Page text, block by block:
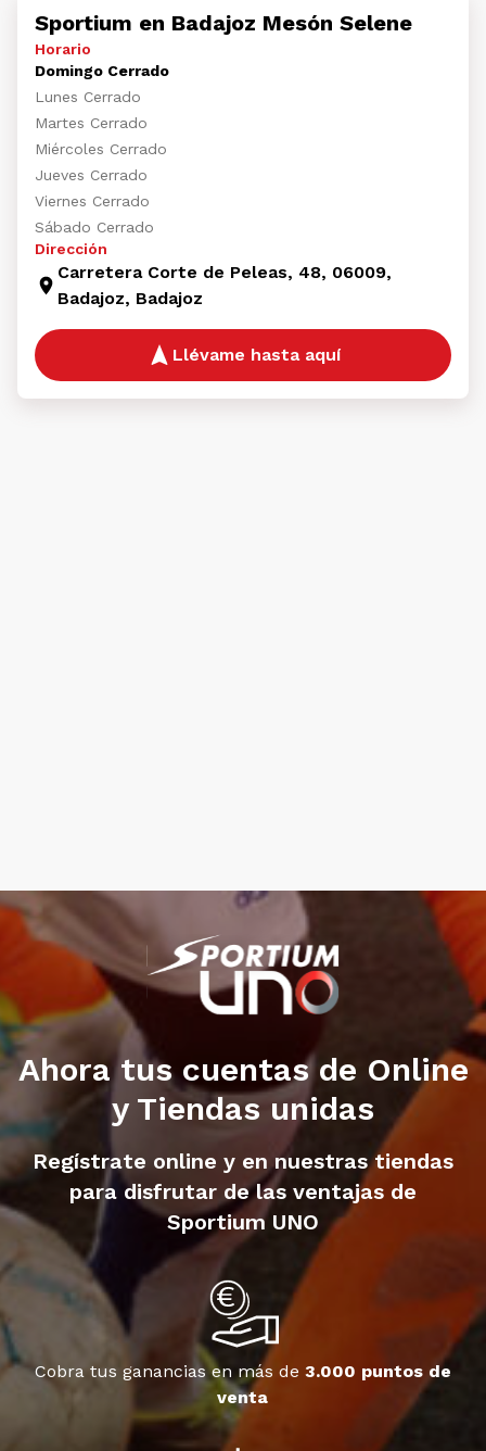
Sportium en Badajoz Mesón Selene
Horario
Domingo Cerrado
Lunes Cerrado
Martes Cerrado
Miércoles Cerrado
Jueves Cerrado
Viernes Cerrado
Sábado Cerrado
Dirección
Carretera Corte de Peleas, 48, 06009,
Badajoz, Badajoz
Llévame hasta aquí
Ahora tus cuentas de Online
y Tiendas unidas
Regístrate online y en nuestras tiendas
para disfrutar de las ventajas de
Sportium UNO
Cobra tus ganancias en más de 3.000 puntos de
venta